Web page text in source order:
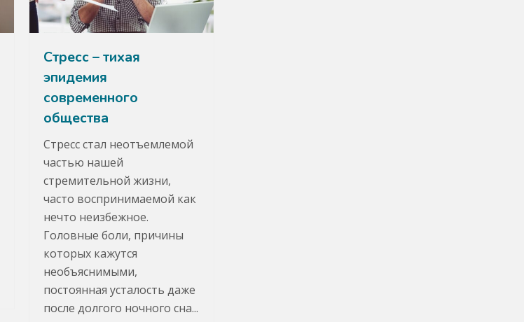
Стресс – тихая
эпидемия
современного
общества
Стресс стал неотъемлемой
частью нашей
стремительной жизни,
часто воспринимаемой как
нечто неизбежное.
Головные боли, причины
которых кажутся
необъяснимыми,
постоянная усталость даже
после долгого ночного сна...